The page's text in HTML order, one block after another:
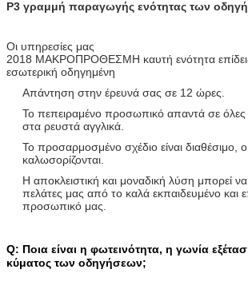
P3 γραμμή παραγωγής ενότητας των
Οι υπηρεσίες μας
2018 ΜΑΚΡΟΠΡΟΘΕΣΜΗ καυτή ενότητα
εσωτερική οδηγημένη
Απάντηση στην έρευνά σας σε 12 ώρες.
Το πεπειραμένο προσωπικό απαντά σε όλες
στα ρευστά αγγλικά.
Το προσαρμοσμένο σχέδιο είναι διαθέσιμο,
καλωσορίζονται.
Η αποκλειστική και μοναδική λύση μπορεί
πελάτες μας από το καλά εκπαιδευμένο και
προσωπικό μας.
Q: Ποια είναι η φωτεινότητα, η γωνία
κύματος των οδηγήσεων;